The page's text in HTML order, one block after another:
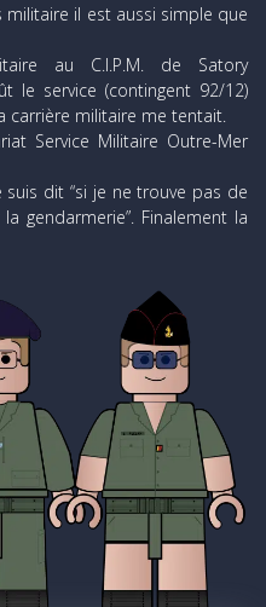
il est aussi simple que
au C.I.P.M. de Satory
le service (contingent 92/12)
carrière militaire me tentait.
Service Militaire Outre-Mer
dit “si je ne trouve pas de
gendarmerie”. Finalement la